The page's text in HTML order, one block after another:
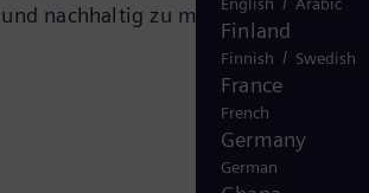
Finland
Finnish / Swedish
France
French
Germany
German
nachhaltig zu machen.